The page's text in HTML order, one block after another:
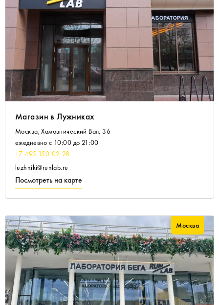
Магазин в Лужниках
Москва, Хамовнический Вал, 36
ежедневно с 10:00 до 21:00
+7 495 150-02-28
luzhniki@runlab.ru
Посмотреть на карте
Москва